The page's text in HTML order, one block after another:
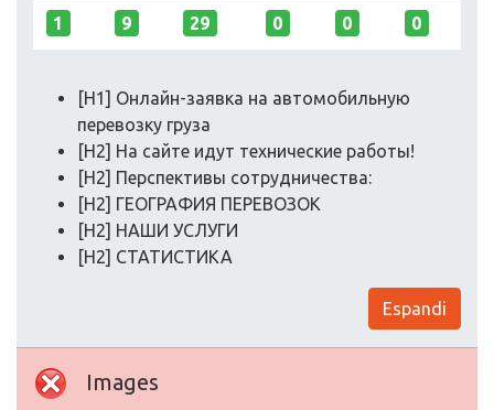
1 9 29 0 0 0
[H1] Онлайн-заявка на автомобильную
перевозку груза
[H2] На сайте идут технические работы!
[H2] Перспективы сотрудничества:
[H2] ГЕОГРАФИЯ ПЕРЕВОЗОК
[H2] НАШИ УСЛУГИ
[H2] СТАТИСТИКА
Espandi
Images